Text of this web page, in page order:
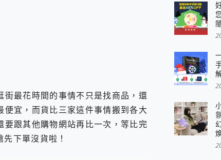
最花時間的事情不只是找商品，還
宜，而貨比三家這件事情搬到各大
跟其他購物網站再比一次，等比完
下單沒貨啦！